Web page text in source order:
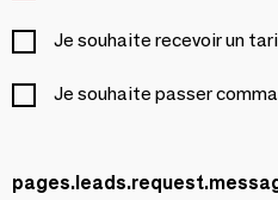
Je souhaite recevoir un
Je souhaite passer